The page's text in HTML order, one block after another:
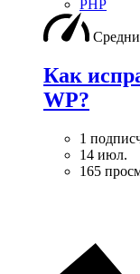
PHP
Как
WP?
1
14 июл.
165